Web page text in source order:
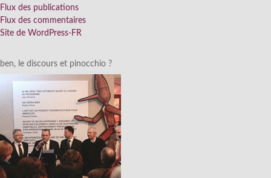
Flux des publications
Flux des commentaires
Site de WordPress-FR
ben, le discours et pinocchio ?